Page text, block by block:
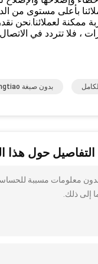
بأعلى مستوى من
لعملائنا.نحن
، فلا تتردد في الاتصال
بدون صبغة Erjingtiao تشيليز مجفف
حول هذا
إلى ذلك.